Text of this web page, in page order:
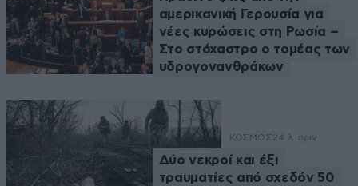
αμερικανική Γερουσία για
νέες κυρώσεις στη Ρωσία –
Στο στόχαστρο ο τομέας των
υδρογονανθράκων
ΚΟΣΜΟΣ24 λ. πριν
Δύο νεκροί και έξι
τραυματίες από σχεδόν 50